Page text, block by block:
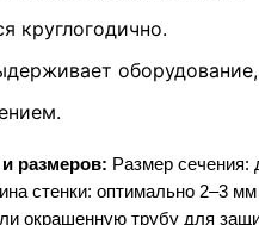
круглогодично.
размеров: Размер сечения:
стенки: оптимально 2–3
окрашенную трубу для